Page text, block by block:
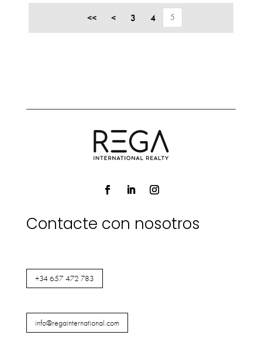
<< < 3 4 5
Contacte con nosotros
+34 657 472 783
info@regainternational.com